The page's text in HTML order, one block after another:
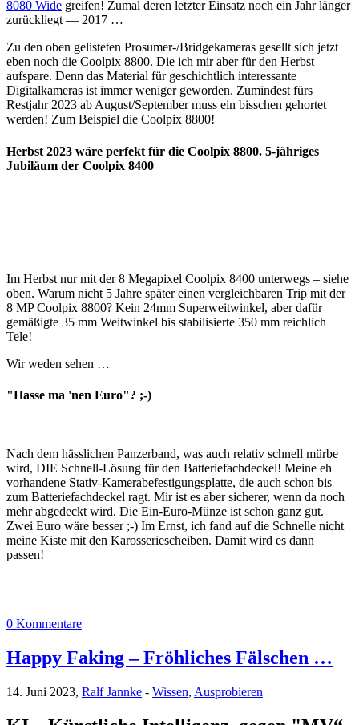
8080 Wide greifen! Zumal deren letzter Einsatz noch ein Jahr länger
zurückliegt — 2017 …
Zu den oben gelisteten Prosumer-/Bridgekameras gesellt sich jetzt
eben noch die Coolpix 8800. Die ich mir aber für den Herbst
aufspare. Denn das Material für geschichtlich interessante
Digitalkameras ist immer weniger geworden. Zumindest fürs
Restjahr 2023 ab August/September muss ein bisschen gehortet
werden! Zum Beispiel die Coolpix 8800!
Herbst 2023 wäre perfekt für die Coolpix 8800. 5-jähriges
Jubiläum der Coolpix 8400
Im Herbst nur mit der 8 Megapixel Coolpix 8400 unterwegs – siehe
oben. Warum nicht 5 Jahre später einen vergleichbaren Trip mit der
8 MP Coolpix 8800? Kein 24mm Superweitwinkel, aber dafür
gemäßigte 35 mm Weitwinkel bis stabilisierte 350 mm reichlich
Tele!
Wir weden sehen …
"Hasse ma 'nen Euro"? ;-)
Nach dem hässlichen Panzerband, was auch relativ schnell mürbe
wird, DIE Schnell-Lösung für den Batteriefachdeckel! Meine eh
vorhandene Stativ-Kamerabefestigungsplatte, die auch schon bis
zum Batteriefachdeckel ragt. Mir ist es aber sicherer, wenn da noch
mehr abgedeckt wird. Die Ein-Euro-Münze ist schon ganz gut.
Zwei Euro wäre besser ;-) Im Ernst, ich fand auf die Schnelle nicht
meine Kiste mit den Karosseriescheiben. Damit wird es dann
passen!
0 Kommentare
Happy Faking – Fröhliches Fälschen …
14. Juni 2023, Ralf Jannke - Wissen, Ausprobieren